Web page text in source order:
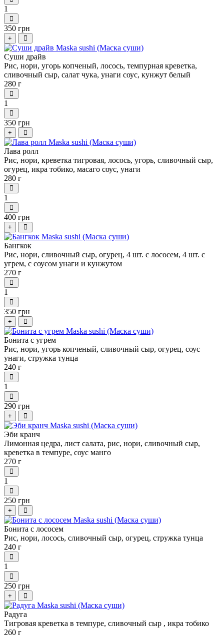
1
350 грн
+
Суши драйв
Рис, нори, угорь копченый, лосось, темпурная креветка,
сливочный сыр, салат чука, унаги соус, кунжут белый
280 г
1
350 грн
+
Лава ролл
Рис, нори, креветка тигровая, лосось, угорь, сливочный сыр,
огурец, икра тобико, масаго соус, унаги
280 г
1
400 грн
+
Бангкок
Рис, нори, сливочный сыр, огурец, 4 шт. с лососем, 4 шт. с
угрем, с соусом унаги и кунжутом
270 г
1
350 грн
+
Бонита с угрем
Рис, нори, угорь копченый, сливочный сыр, огурец, соус
унаги, стружка тунца
240 г
1
290 грн
+
Эби кранч
Лимонная цедра, лист салата, рис, нори, сливочный сыр,
креветка в темпуре, соус манго
270 г
1
250 грн
+
Бонита с лососем
Рис, нори, лосось, сливочный сыр, огурец, стружка тунца
240 г
1
250 грн
+
Радуга
Тигровая креветка в темпуре, сливочный сыр , икра тобико
260 г